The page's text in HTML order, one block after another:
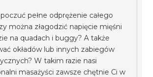
pełne odprężenie całego
można złagodzić napięcie mięśni
na quadach i buggy? A także
okładów lub innych zabiegów
W takim razie nasi
masażyści zawsze chętnie Ci w